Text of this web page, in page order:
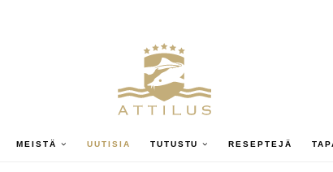
MEISTÄ UUTISIA TUTUSTU RESEPTEJÄ